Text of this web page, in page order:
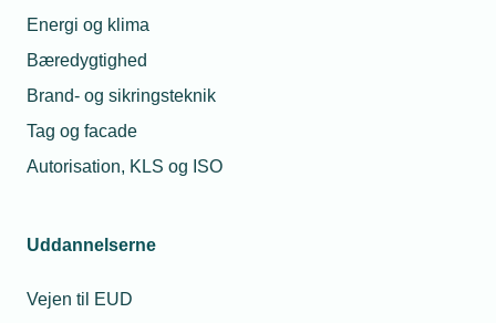
Energi og klima
Bæredygtighed
Brand- og sikringsteknik
Tag og facade
Autorisation, KLS og ISO
Uddannelserne
Vejen til EUD